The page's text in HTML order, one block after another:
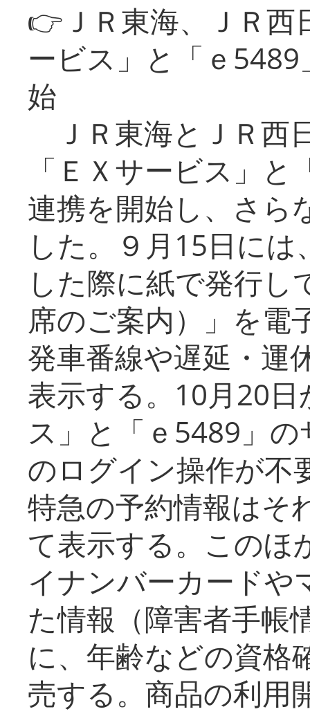
👉ＪＲ東海、ＪＲ
ービス」と「ｅ
始
ＪＲ東海とＪＲ西
「ＥＸサービス」
連携を開始し、さら
した。９月15日に
した際に紙で発行し
席のご案内）」を電
発車番線や遅延・運
表示する。10月20
ス」と「ｅ5489」
のログイン操作が不
特急の予約情報はそ
て表示する。このほ
イナンバーカードや
た情報（障害者手帳
に、年齢などの資格
売する。商品の利用